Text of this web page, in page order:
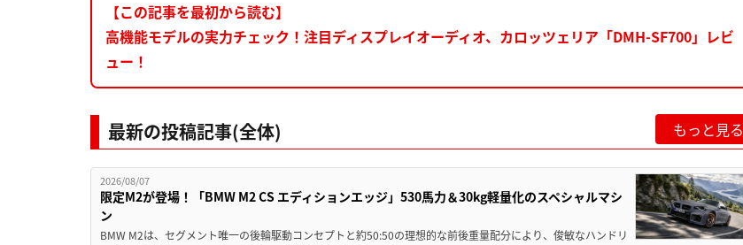
【この記事を最初から読む】
高機能モデルの実力チェック！注目ディスプレイオーディオ、カロッツェリア「DMH-SF700」レビ
ュー！
最新の投稿記事(全体) もっと見る
2026/08/07
限定M2が登場！「BMW M2 CS エディションエッジ」530馬力＆30kg軽量化のスペシャルマシ
ン
BMW M2は、セグメント唯一の後輪駆動コンセプトと約50:50の理想的な前後重量配分により、俊敏なハンドリ